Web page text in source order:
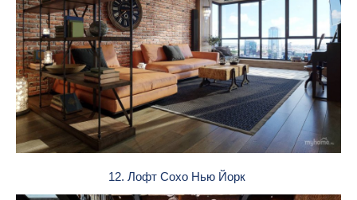
12. Лофт Сохо Нью Йорк